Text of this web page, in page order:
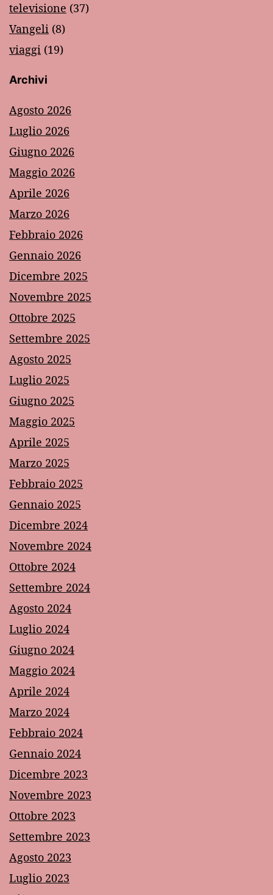
televisione (37)
Vangeli (8)
viaggi (19)
Archivi
Agosto 2026
Luglio 2026
Giugno 2026
Maggio 2026
Aprile 2026
Marzo 2026
Febbraio 2026
Gennaio 2026
Dicembre 2025
Novembre 2025
Ottobre 2025
Settembre 2025
Agosto 2025
Luglio 2025
Giugno 2025
Maggio 2025
Aprile 2025
Marzo 2025
Febbraio 2025
Gennaio 2025
Dicembre 2024
Novembre 2024
Ottobre 2024
Settembre 2024
Agosto 2024
Luglio 2024
Giugno 2024
Maggio 2024
Aprile 2024
Marzo 2024
Febbraio 2024
Gennaio 2024
Dicembre 2023
Novembre 2023
Ottobre 2023
Settembre 2023
Agosto 2023
Luglio 2023